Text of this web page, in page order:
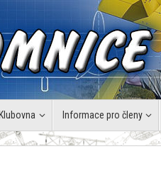
Klubovna Informace pro členy